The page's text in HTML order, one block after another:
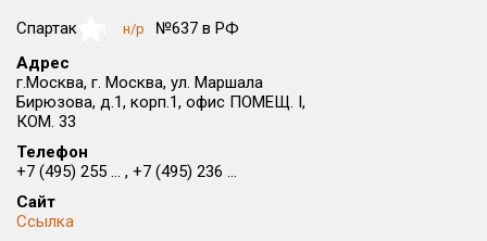
Все
Район в городе
Все
Цена
Общая площадь, м²
Спартак
н/р
№637 в РФ
Адрес
г.Москва, г. Москва, ул. Маршала
Бирюзова, д.1, корп.1, офис ПОМЕЩ. I,
КОМ. 33
Телефон
+7 (495) 255 ... , +7 (495) 236 ...
Сайт
Ссылка